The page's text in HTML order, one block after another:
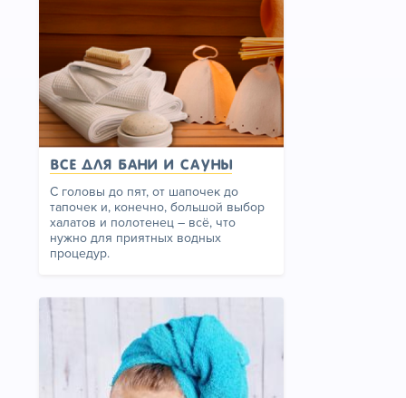
Все для бани и сауны
С головы до пят, от шапочек до
тапочек и, конечно, большой выбор
халатов и полотенец – всё, что
нужно для приятных водных
процедур.